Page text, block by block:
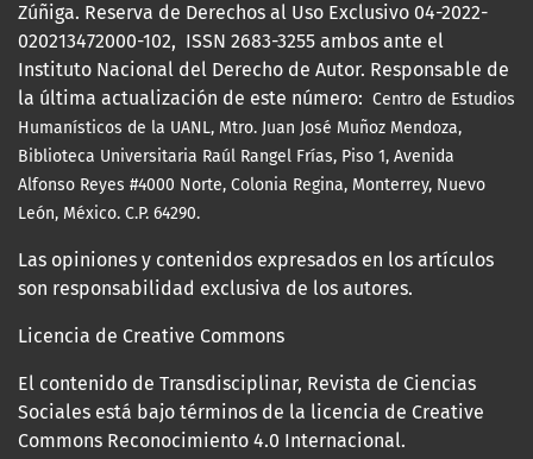
Zúñiga. Reserva de Derechos al Uso Exclusivo 04-2022-
020213472000-102, ISSN 2683-3255 ambos ante el
Instituto Nacional del Derecho de Autor. Responsable de
la última actualización de este número: Centro de Estudios
Humanísticos de la UANL, Mtro. Juan José Muñoz Mendoza,
Biblioteca Universitaria Raúl Rangel Frías, Piso 1, Avenida
Alfonso Reyes #4000 Norte, Colonia Regina, Monterrey, Nuevo
León, México. C.P. 64290.
Las opiniones y contenidos expresados en los artículos
son responsabilidad exclusiva de los autores.
Licencia de Creative Commons
El contenido de Transdisciplinar, Revista de Ciencias
Sociales está bajo términos de la licencia de Creative
Commons Reconocimiento 4.0 Internacional.